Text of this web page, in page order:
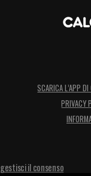
SCARICA L’APP
PRIVACY
gestisci il consenso